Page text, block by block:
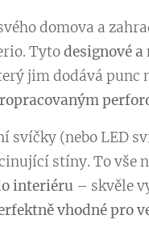
domova a
Tytodesignové
jim dodává punc
svíčky (nebo LED
stíny. To vše
interiéru– skvěle
vhodné pro